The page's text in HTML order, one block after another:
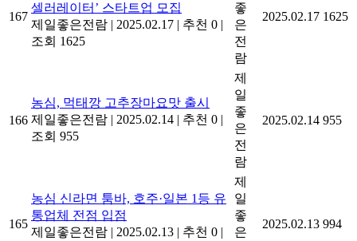
167
셀러레이터’ 스타트업 모집
제일좋은전람 | 2025.02.17 | 추천 0 |
조회 1625
좋
은
전
람
2025.02.17 1625
166
농심, 먹태깡 고추장마요맛 출시
제일좋은전람 | 2025.02.14 | 추천 0 |
조회 955
제
일
좋
은
전
람
2025.02.14 955
165
농심 신라면 툼바, 호주·일본 1등 유
통업체 전점 입점
제일좋은전람 | 2025.02.13 | 추천 0 |
제
일
좋
은
2025.02.13 994